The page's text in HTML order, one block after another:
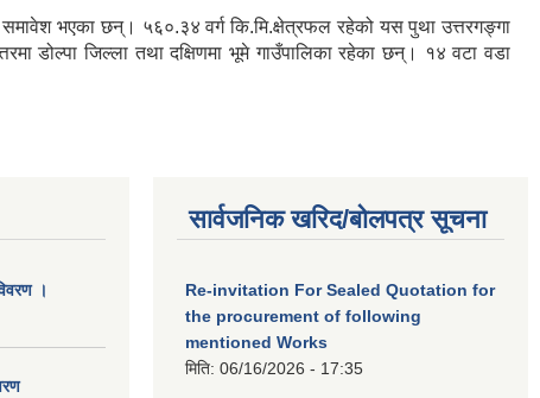
समावेश भएका छन्। ५६०.३४ वर्ग कि.मि.क्षेत्रफल रहेको यस पुथा उत्तरगङ्गा
डोल्पा जिल्ला तथा दक्षिणमा भूमे गाउँपालिका रहेका छन्। १४ वटा वडा
।
सार्वजनिक खरिद/बोलपत्र सूचना
Re-invitation For Sealed Quotation for
the procurement of following
mentioned Works
मिति: 06/16/2026 - 17:35